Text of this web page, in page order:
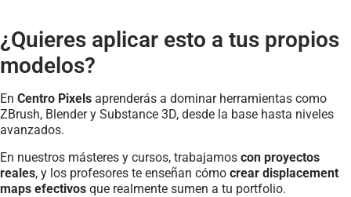
¿Quieres aplicar esto a tus propios
modelos?
En Centro Pixels aprenderás a dominar herramientas como
ZBrush, Blender y Substance 3D, desde la base hasta niveles
avanzados.
En nuestros másteres y cursos, trabajamos con proyectos
reales, y los profesores te enseñan cómo crear displacement
maps efectivos que realmente sumen a tu portfolio.